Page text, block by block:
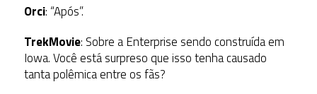
Orci: “Após”.
TrekMovie: Sobre a Enterprise sendo construída em
Iowa. Você está surpreso que isso tenha causado
tanta polêmica entre os fãs?